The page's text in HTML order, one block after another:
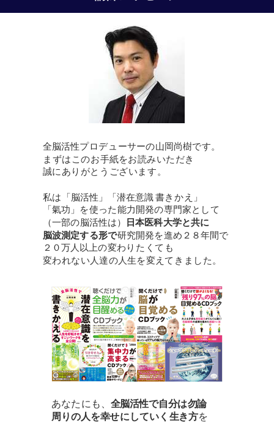
全脳活性プロデューサーの山岡尚樹です。
まずはこのお手紙をお読みいただき
誠にありがとうございます。
私は「脳活性」「潜在意識 書きかえ」
「氣功」を使った能力開発の専門家として
（一部の脳活性は）
日本医科大学と共に
脳波測定する形で研究開発を進め２８年間で
２０万人以上の変わりたくても
変われない人達の人生を変えてきました。
あなたにも、 全脳活性で自分は勿論
周りの人を幸せにしていく生き方を